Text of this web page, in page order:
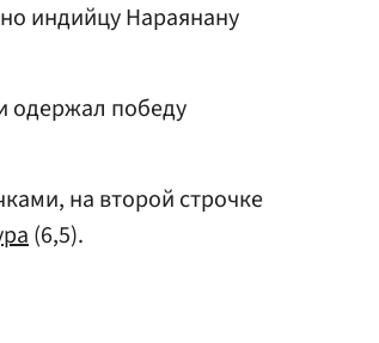
индийцу Нараянану
одержал победу
на второй строчке
(6,5).